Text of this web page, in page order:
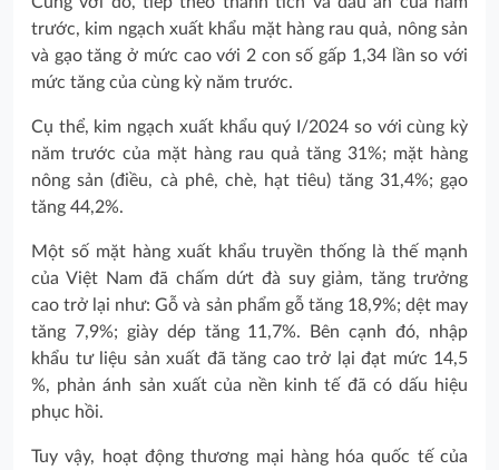
trước, kim ngạch xuất khẩu mặt hàng rau quả, nông sản
và gạo tăng ở mức cao với 2 con số gấp 1,34 lần so với
mức tăng của cùng kỳ năm trước.
Cụ thể, kim ngạch xuất khẩu quý I/2024 so với cùng kỳ
năm trước của mặt hàng rau quả tăng 31%; mặt hàng
nông sản (điều, cà phê, chè, hạt tiêu) tăng 31,4%; gạo
tăng 44,2%.
Một số mặt hàng xuất khẩu truyền thống là thế mạnh
của Việt Nam đã chấm dứt đà suy giảm, tăng trưởng
cao trở lại như: Gỗ và sản phẩm gỗ tăng 18,9%; dệt may
tăng 7,9%; giày dép tăng 11,7%. Bên cạnh đó, nhập
khẩu tư liệu sản xuất đã tăng cao trở lại đạt mức 14,5
%, phản ánh sản xuất của nền kinh tế đã có dấu hiệu
phục hồi.
Tuy vậy, hoạt động thương mại hàng hóa quốc tế của